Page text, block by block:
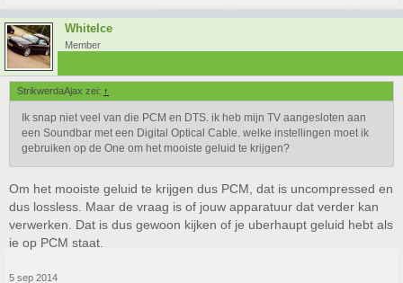
WhiteIce
Member
StrikwerdaAjax zei: ↑
Ik snap niet veel van die PCM en DTS. ik heb mijn TV aangesloten aan
een Soundbar met een Digital Optical Cable. welke instellingen moet ik
gebruiken op de One om het mooiste geluid te krijgen?
Om het mooiste geluid te krijgen dus PCM, dat is uncompressed en
dus lossless. Maar de vraag is of jouw apparatuur dat verder kan
verwerken. Dat is dus gewoon kijken of je uberhaupt geluid hebt als
ie op PCM staat.
5 sep 2014